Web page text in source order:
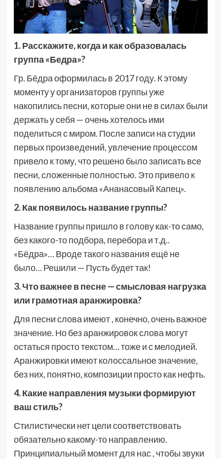
1. Расскажите, когда и как образовалась
группа «Бедра»?
Гр. Бёдра оформилась в 2017 году. К этому
моменту у организаторов группы уже
накопились песни, которые они не в силах были
держать у себя — очень хотелось ими
поделиться с миром. После записи на студии
первых произведений, увлечение процессом
привело к тому, что решено было записать все
песни, сложенные полностью. Это привело к
появлению альбома «Ананасовый Капец».
2. Как появилось название группы?
Название группы пришло в голову как-то само,
без какого-то подбора, перебора и т.д..
«Бёдра»… Вроде такого названия ещё не
было… Решили — Пусть будет так!
3. Что важнее в песне — смысловая нагрузка
или грамотная аранжировка?
Для песни слова имеют , конечно, очень важное
значение. Но без аранжировок слова могут
остаться просто текстом… тоже и с мелодией.
Аранжировки имеют колоссальное значение,
без них, понятно, композиции просто как нефть.
4. Какие направления музыки формируют
ваш стиль?
Стилистически нет цели соответствовать
обязательно какому-то направлению.
Принципиальный момент для нас , чтобы звуки